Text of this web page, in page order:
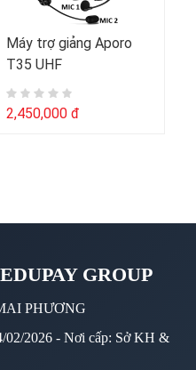
Máy trợ giảng Aporo
T35 UHF
2,450,000 đ
GROUP
PHƯƠNG
02/2026 - Nơi cấp: Sở KH &